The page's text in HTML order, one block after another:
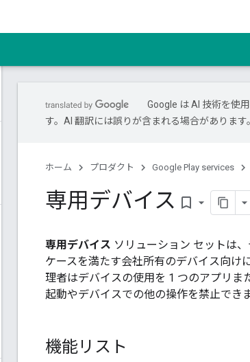
Google は AI 技術を使
す。AI 翻訳には誤りが含まれる場合があります。
ホーム プロダクト Google Play services
専用デバイス bookmark_border
専用デバイス ソリューション セットは
ケースを満たす会社所有のデバイス向け
理者はデバイスの使用を 1 つのアプリま
起動やデバイスでの他の操作を禁止できま
機能リスト